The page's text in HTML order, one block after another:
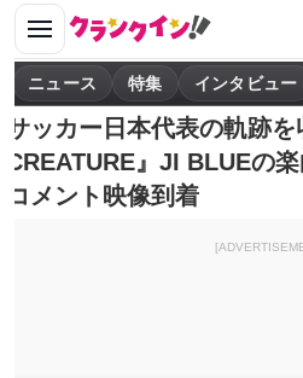
ニュース 特集 インタビュー
サッカー日本代表の軌跡
CREATURE』JI BLUEの
コメント映像到着